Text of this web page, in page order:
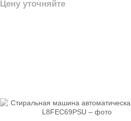
Цену уточняйте